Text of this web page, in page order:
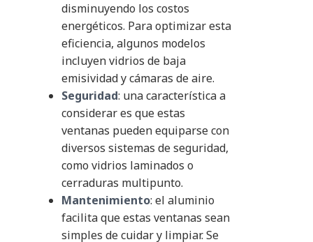
disminuyendo los costos
energéticos. Para optimizar esta
eficiencia, algunos modelos
incluyen vidrios de baja
emisividad y cámaras de aire.
Seguridad: una característica a
considerar es que estas
ventanas pueden equiparse con
diversos sistemas de seguridad,
como vidrios laminados o
cerraduras multipunto.
Mantenimiento: el aluminio
facilita que estas ventanas sean
simples de cuidar y limpiar. Se